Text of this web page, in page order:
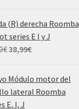
original
era:
actual
es:
38,99€.
(R) derecha Roomba
series E I y J
€ El
original
era:
55,00€.
38,99€El
es:
Módulo motor del
lateral Roomba
E, I, J